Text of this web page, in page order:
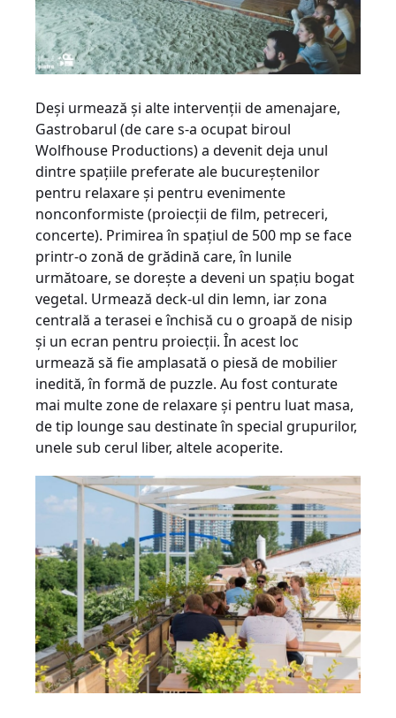
Deşi urmează şi alte intervenţii de amenajare,
Gastrobarul (de care s-a ocupat biroul
Wolfhouse Productions) a devenit deja unul
dintre spaţiile preferate ale bucureştenilor
pentru relaxare şi pentru evenimente
nonconformiste (proiecţii de film, petreceri,
concerte). Primirea în spaţiul de 500 mp se face
printr-o zonă de grădină care, în lunile
următoare, se doreşte a deveni un spaţiu bogat
vegetal. Urmează deck-ul din lemn, iar zona
centrală a terasei e închisă cu o groapă de nisip
şi un ecran pentru proiecţii. În acest loc
urmează să fie amplasată o piesă de mobilier
inedită, în formă de puzzle. Au fost conturate
mai multe zone de relaxare şi pentru luat masa,
de tip lounge sau destinate în special grupurilor,
unele sub cerul liber, altele acoperite.